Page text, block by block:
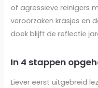
of agressieve reinigers
veroorzaken krasjes en
doek blijft de reflectie
In 4 stappen
Liever eerst uitgebreid